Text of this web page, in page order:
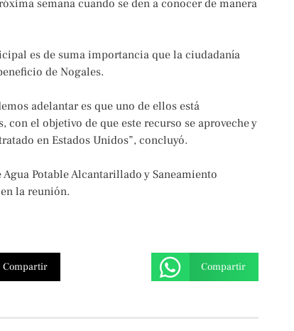
semana cuando se den a conocer de manera
es de suma importancia que la ciudadanía
de Nogales.
adelantar es que uno de ellos está
el objetivo de que este recurso se aproveche y
en Estados Unidos”, concluyó.
Potable Alcantarillado y Saneamiento
la reunión.
Compartir Compartir